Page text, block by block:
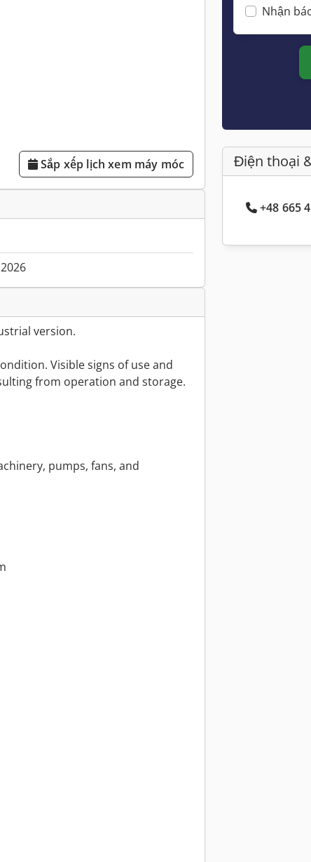
Sắp xếp lịch xem máy móc
version.
Visible signs of use and
from operation and storage.
pumps, fans, and
Nhận
Điện thoại
+48 665